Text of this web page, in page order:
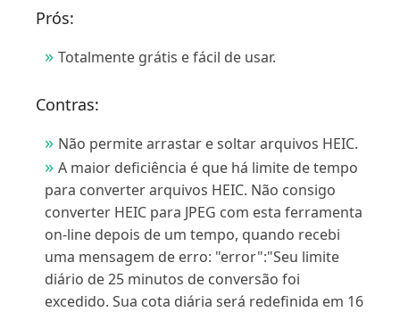
Prós:
Totalmente grátis e fácil de usar.
Contras:
Não permite arrastar e soltar arquivos HEIC.
A maior deficiência é que há limite de tempo
para converter arquivos HEIC. Não consigo
converter HEIC para JPEG com esta ferramenta
on-line depois de um tempo, quando recebi
uma mensagem de erro: "error":"Seu limite
diário de 25 minutos de conversão foi
excedido. Sua cota diária será redefinida em 16